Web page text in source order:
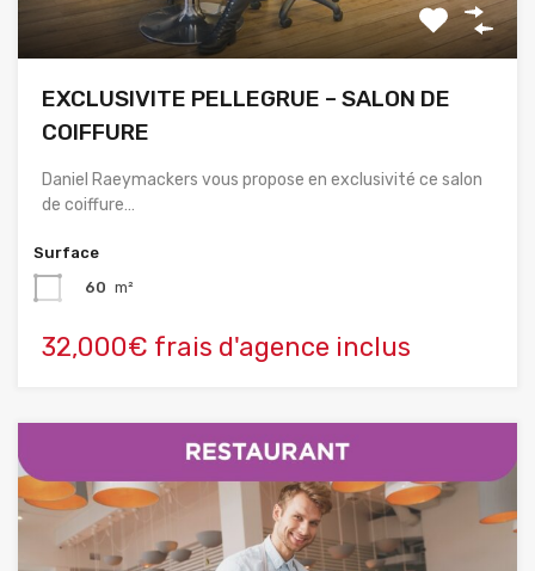
EXCLUSIVITE PELLEGRUE – SALON DE
COIFFURE
Daniel Raeymackers vous propose en exclusivité ce salon
de coiffure…
Surface
60 m²
32,000€ frais d'agence inclus